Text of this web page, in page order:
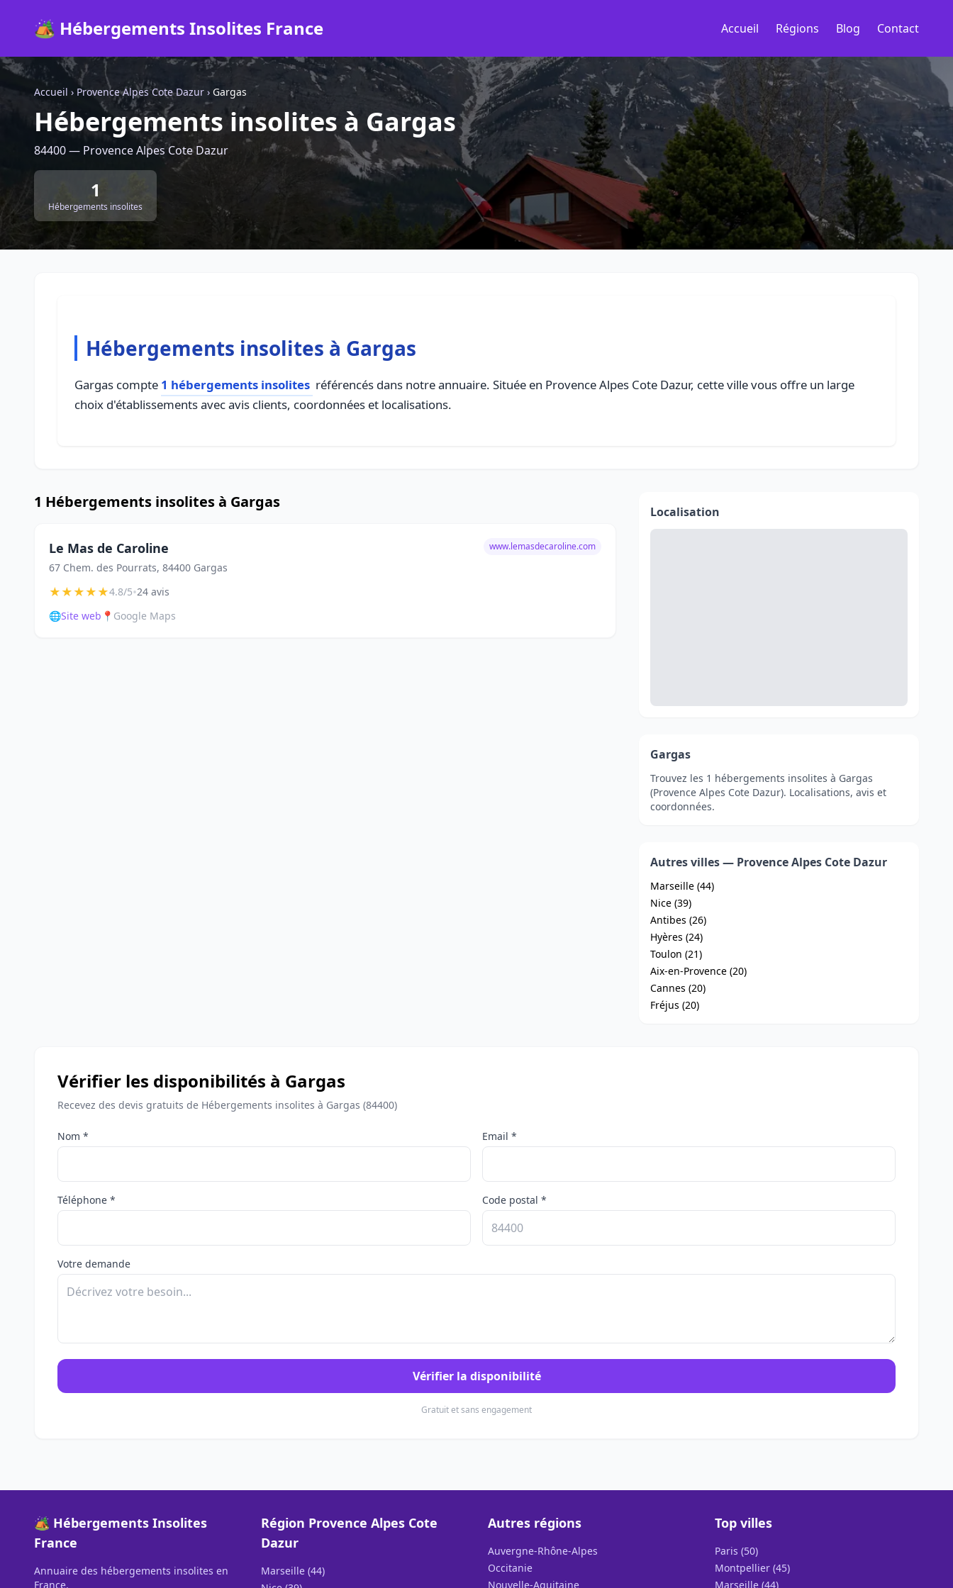
🏕️ Hébergements Insolites France Accueil Régions Blog Contact
Accueil › Provence Alpes Cote Dazur › Gargas
Hébergements insolites à Gargas
84400 — Provence Alpes Cote Dazur
1
Hébergements insolites
Hébergements insolites à Gargas
Gargas compte 1 hébergements insolites référencés dans notre annuaire. Située en Provence Alpes Cote Dazur, cette ville vous offre un large
choix d'établissements avec avis clients, coordonnées et localisations.
1 Hébergements insolites à Gargas
Le Mas de Caroline
67 Chem. des Pourrats, 84400 Gargas
www.lemasdecaroline.com
★★★★★4.8/5•24 avis
🌐Site web 📍 Google Maps
Localisation
Gargas
Trouvez les 1 hébergements insolites à Gargas
(Provence Alpes Cote Dazur). Localisations, avis et
coordonnées.
Autres villes — Provence Alpes Cote Dazur
Marseille (44)
Nice (39)
Antibes (26)
Hyères (24)
Toulon (21)
Aix-en-Provence (20)
Cannes (20)
Fréjus (20)
Vérifier les disponibilités à Gargas
Recevez des devis gratuits de Hébergements insolites à Gargas (84400)
Nom * Email *
Téléphone * Code postal *
Votre demande
Vérifier la disponibilité
Gratuit et sans engagement
🏕️ Hébergements Insolites
France
Annuaire des hébergements insolites en
France.
Région Provence Alpes Cote
Dazur
Marseille (44)
Autres régions
Auvergne-Rhône-Alpes
Occitanie
Nouvelle-Aquitaine
Top villes
Paris (50)
Montpellier (45)
Marseille (44)